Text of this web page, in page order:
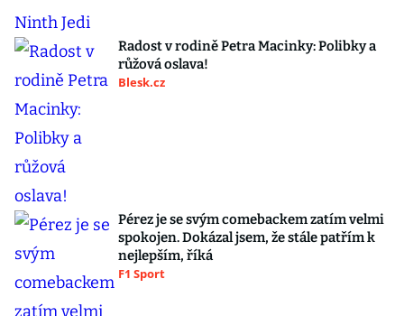
Radost v rodině Petra Macinky: Polibky a
růžová oslava!
Blesk.cz
Pérez je se svým comebackem zatím velmi
spokojen. Dokázal jsem, že stále patřím k
nejlepším, říká
F1 Sport